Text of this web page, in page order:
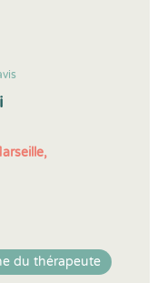
du thérapeute